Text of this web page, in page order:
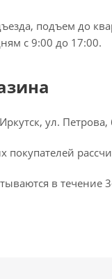
подъем до
с 9:00 до 17:00.
ул.
покупателей
в течение